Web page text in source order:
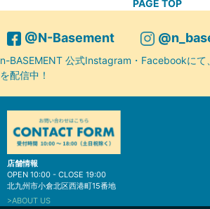
PAGE TOP
@N-Basement
n-BASEMENT 公式Instagram・Facebookにて
を配信中！
店舗情報
OPEN 10:00 - CLOSE 19:00
北九州市小倉北区西港町15番地
>ABOUT US